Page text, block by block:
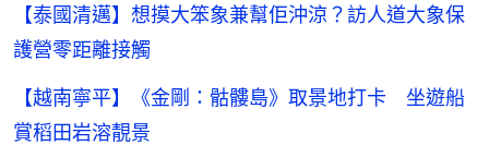
【泰國清邁】想摸大笨象兼幫佢沖涼？訪人道大象保
護營零距離接觸
【越南寧平】《金剛：骷髏島》取景地打卡 坐遊船
賞稻田岩溶靚景